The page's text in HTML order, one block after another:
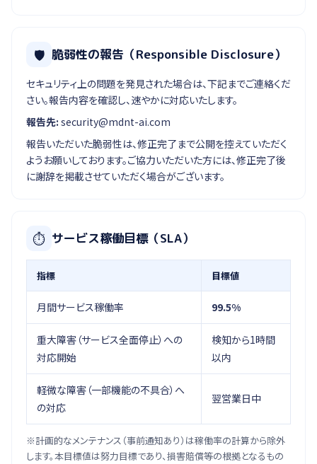
🛡 脆弱性の報告（Responsible Disclosure）
セキュリティ上の問題を発見された場合は、下記までご連絡くだ
さい。報告内容を確認し、速やかに対応いたします。
報告先: security@mdnt-ai.com
報告いただいた脆弱性は、修正完了まで公開を控えていただく
ようお願いしております。ご協力いただいた方には、修正完了後
に謝辞を掲載させていただく場合がございます。
⏱ サービス稼働目標（SLA）
指標 目標値
月間サービス稼働率 99.5%
重大障害（サービス全面停止）への
対応開始
検知から1時間
以内
軽微な障害（一部機能の不具合）へ
の対応
翌営業日中
※計画的なメンテナンス（事前通知あり）は稼働率の計算から除外
します。本目標値は努力目標であり、損害賠償等の根拠となるもの